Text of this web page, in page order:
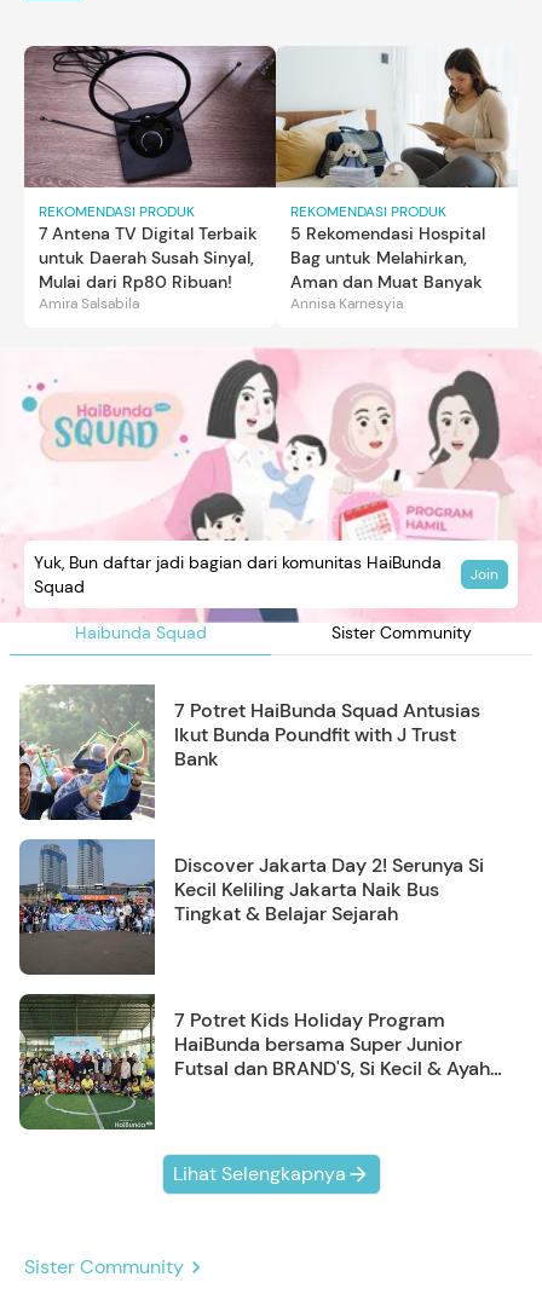
REKOMENDASI PRODUK
7 Antena TV Digital Terbaik
untuk Daerah Susah Sinyal,
Mulai dari Rp80 Ribuan!
Amira Salsabila
REKOMENDASI PRODUK
5 Rekomendasi Hospital
Bag untuk Melahirkan,
Aman dan Muat Banyak
Annisa Karnesyia
Haibunda Squad Sister Community
Yuk, Bun daftar jadi bagian dari komunitas HaiBunda
Squad
Join
7 Potret HaiBunda Squad Antusias
Ikut Bunda Poundfit with J Trust
Bank
Discover Jakarta Day 2! Serunya Si
Kecil Keliling Jakarta Naik Bus
Tingkat & Belajar Sejarah
7 Potret Kids Holiday Program
HaiBunda bersama Super Junior
Futsal dan BRAND'S, Si Kecil & Ayah
Lihat Selengkapnya
Sister Community